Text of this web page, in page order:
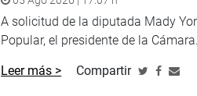
A solicitud de la diputada Mady
Popular, el presidente de la
Leer más > Compartir